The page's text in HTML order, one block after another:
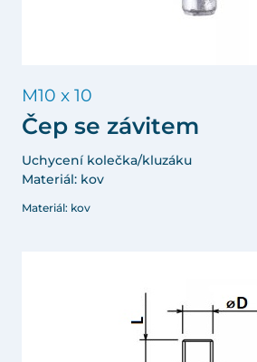
M10 x 10
Čep se závitem
Uchycení kolečka/kluzáku
Materiál: kov
Materiál: kov